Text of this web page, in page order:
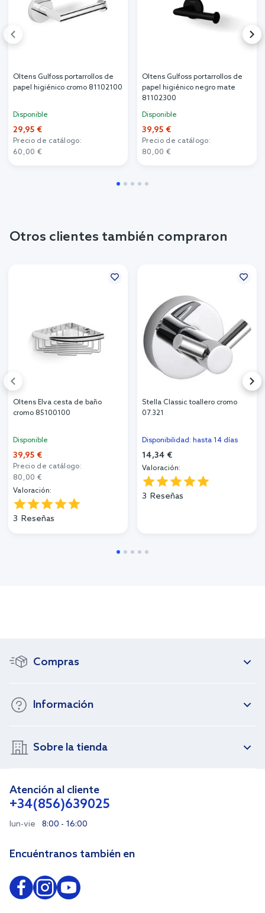
Oltens Gulfoss portarrollos de
papel higiénico cromo 81102100
Disponible
29,95 €
Precio de catálogo:
60,00 €
Oltens Gulfoss portarrollos de
papel higiénico negro mate
81102300
Disponible
39,95 €
Precio de catálogo:
80,00 €
Otros clientes también compraron
Oltens Elva cesta de baño
cromo 85100100
Disponible
39,95 €
Precio de catálogo:
80,00 €
Valoración:
3 Reseñas
Stella Classic toallero cromo
07.321
Disponibilidad: hasta 14 días
14,34 €
Valoración:
3 Reseñas
Compras
Información
Sobre la tienda
Atención al cliente
+34(856)639025
lun-vie 8:00 - 16:00
Encuéntranos también en